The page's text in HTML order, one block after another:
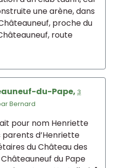
une arène, dans
proche du
route
du-Pape, 3
Bernard
pour nom Henriette
d’Henriette
du Château des
du Pape